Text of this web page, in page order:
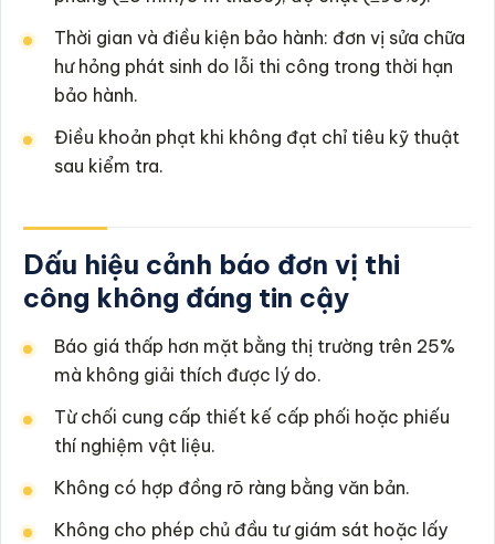
Thời gian và điều kiện bảo hành: đơn vị sửa chữa
hư hỏng phát sinh do lỗi thi công trong thời hạn
bảo hành.
Điều khoản phạt khi không đạt chỉ tiêu kỹ thuật
sau kiểm tra.
Dấu hiệu cảnh báo đơn vị thi
công không đáng tin cậy
Báo giá thấp hơn mặt bằng thị trường trên 25%
mà không giải thích được lý do.
Từ chối cung cấp thiết kế cấp phối hoặc phiếu
thí nghiệm vật liệu.
Không có hợp đồng rõ ràng bằng văn bản.
Không cho phép chủ đầu tư giám sát hoặc lấy